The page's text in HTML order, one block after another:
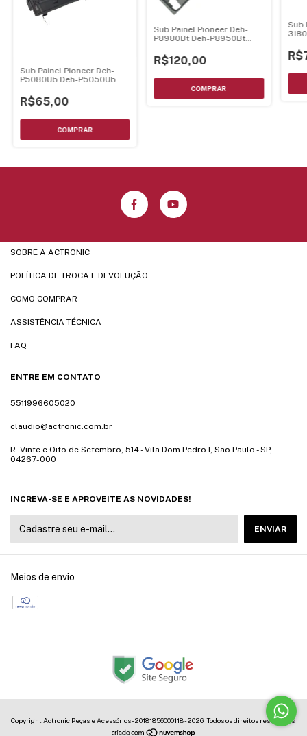
Sub Painel Pioneer Deh-
P5080Ub Deh-P5050Ub
R$65,00
Sub Painel Pioneer Deh-
P8980Bt Deh-P8950Bt
R$120,00
Sub
SOBRE A ACTRONIC
POLÍTICA DE TROCA E DEVOLUÇÃO
COMO COMPRAR
ASSISTÊNCIA TÉCNICA
FAQ
ENTRE EM CONTATO
5511996605020
claudio@actronic.com.br
R. Vinte e Oito de Setembro, 514 - Vila Dom Pedro I, São Paulo - SP,
04267-000
INCREVA-SE E APROVEITE AS NOVIDADES!
Meios de envio
Copyright Actronic Peças e Acessórios - 20181856000118 - 2026. Todos os direitos reservados.